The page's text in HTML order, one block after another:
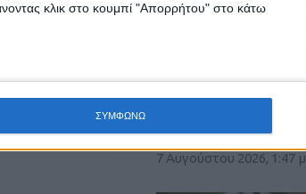
κλικ στο κουμπί "Απορρήτου" στο κάτω
ΣΥΜΦΩΝΩ
Ο Αετός
7 Αυγούστου 2026, 1:47